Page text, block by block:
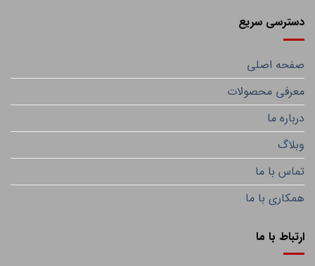
دسترسی سریع
صفحه اصلی
معرفی محصولات
درباره ما
وبلاگ
تماس با ما
همکاری با ما
ارتباط با ما